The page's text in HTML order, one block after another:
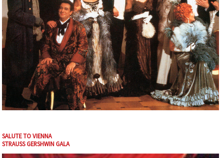
SALUTE TO VIENNA
STRAUSS GERSHWIN GALA